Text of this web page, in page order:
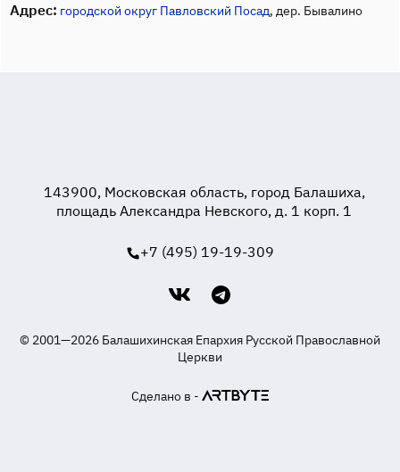
Адрес: городской округ Павловский Посад, дер. Бывалино
143900, Московская область, город Балашиха,
площадь Александра Невского, д. 1 корп. 1
+7 (495) 19-19-309
© 2001—2026 Балашихинская Епархия Русской Православной
Церкви
Сделано в -